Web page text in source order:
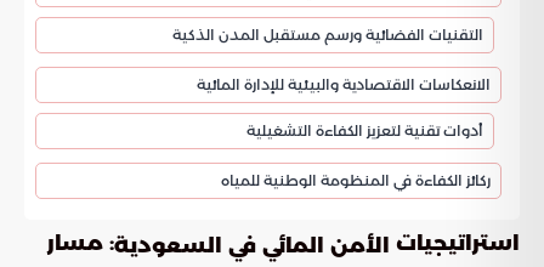
التقنيات الفضائية ورسم مستقبل المدن الذكية
الانعكاسات الاقتصادية والبيئية للإدارة المائية
أدوات تقنية لتعزيز الكفاءة التشغيلية
ركائز الكفاءة في المنظومة الوطنية للمياه
استراتيجيات الأمن المائي في السعودية: مسار